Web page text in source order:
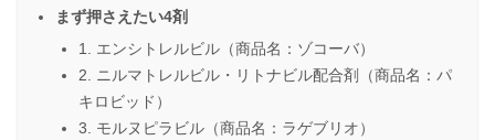
まず押さえたい4剤
1. エンシトレルビル（商品名：ゾコーバ）
2. ニルマトレルビル・リトナビル配合剤（商品名：パ
キロビッド）
3. モルヌピラビル（商品名：ラゲブリオ）